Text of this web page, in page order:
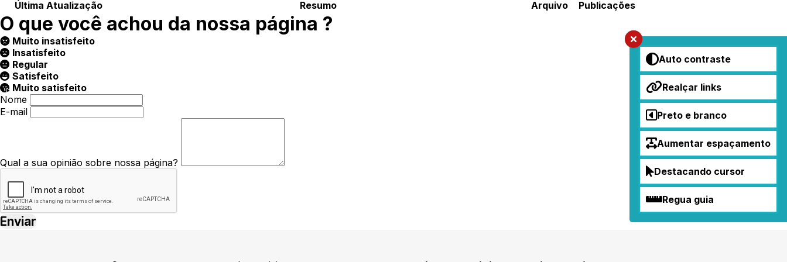
Auto contraste
Realçar links
Preto e branco
Aumentar espaçamento
Destacando cursor
Regua guia
Última Atualização Resumo Arquivo Publicações
O que você achou da nossa página ?
Muito insatisfeito
Insatisfeito
Regular
Satisfeito
Muito satisfeito
Nome
E-mail
Qual a sua opinião sobre nossa página?